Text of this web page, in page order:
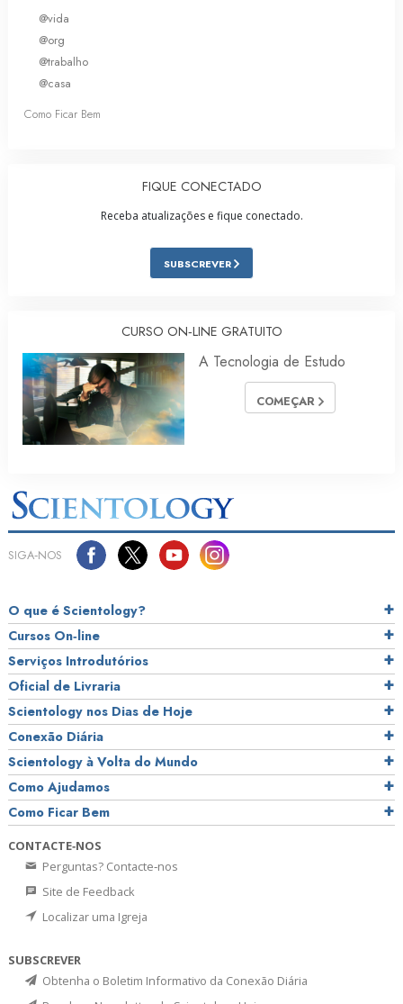
@vida
@org
@trabalho
@casa
Como Ficar Bem
FIQUE CONECTADO
Receba atualizações e fique conectado.
SUBSCREVER
CURSO ON‑LINE GRATUITO
A Tecnologia de Estudo
COMEÇAR
SIGA‑NOS
O que é Scientology?
Cursos On‑line
Serviços Introdutórios
Oficial de Livraria
Scientology nos Dias de Hoje
Conexão Diária
Scientology à Volta do Mundo
Como Ajudamos
Como Ficar Bem
CONTACTE‑NOS
Perguntas? Contacte‑nos
Site de Feedback
Localizar uma Igreja
SUBSCREVER
Obtenha o Boletim Informativo da Conexão Diária